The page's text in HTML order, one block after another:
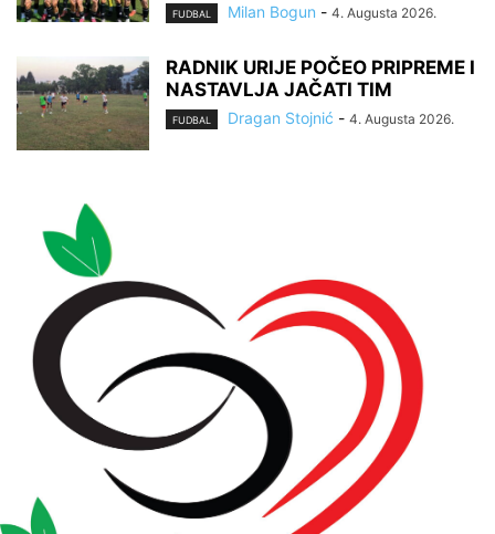
FUDBAL Milan Bogun - 4. Augusta 2026.
RADNIK URIJE POČEO PRIPREME I
NASTAVLJA JAČATI TIM
FUDBAL Dragan Stojnić - 4. Augusta 2026.